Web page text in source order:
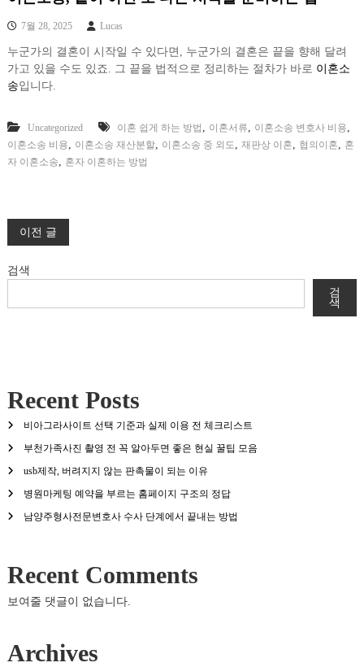
7월 28, 2025 Lucas
누군가의 결혼이 시작일 수 있다면, 누군가의 결혼은 끝을 향해 달려
가고 있을 수도 있죠. 그 끝을 법적으로 정리하는 절차가 바로 이혼소
송입니다.
Uncategorized 이혼 쉽게 하는 방법 이혼서류 이혼소송 변호사 비용
이혼소송 비용 이혼소송 재산분할, 이혼소송 중 외도 재판상 이혼 협의이혼
혼
자 이혼소송
혼자 이혼하는 방법
글
탐
색
이전 글
검색
검
색
Recent Posts
비아그라사이트 선택 기준과 실제 이용 전 체크리스트
부천가족사진 촬영 전 꼭 알아두면 좋은 현실 꿀팁 모음
usb제작, 버려지지 않는 판촉물이 되는 이유
병원마케팅 예약을 부르는 홈페이지 구조의 정답
남양주형사전문변호사 수사 단계에서 끝내는 방법
Recent Comments
보여줄 댓글이 없습니다.
Archives